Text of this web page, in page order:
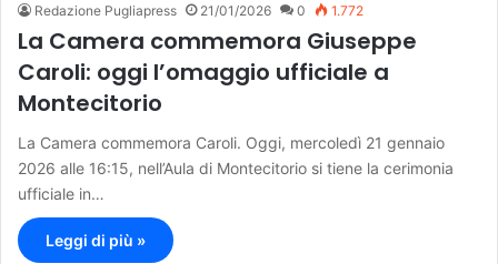
Redazione Pugliapress 21/01/2026 0 1.772
La Camera commemora Giuseppe
Caroli: oggi l’omaggio ufficiale a
Montecitorio
La Camera commemora Caroli. Oggi, mercoledì 21 gennaio
2026 alle 16:15, nell’Aula di Montecitorio si tiene la cerimonia
ufficiale in…
Leggi di più »